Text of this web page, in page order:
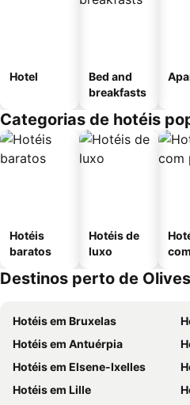
Hotel
Bed and
breakfasts
Categorias de hotéis
Hotéis
baratos
Hotéis de
luxo
com
Destinos perto de Olives
Hotéis em Bruxelas
Hotéis em Antuérpia
Hotéis em Elsene-Ixelles
Hotéis em Lille